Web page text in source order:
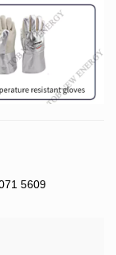
5609